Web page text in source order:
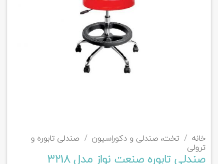
خانه / تخت، صندلی و دکوراسیون / صندلی تابوره و
ترولی
صندلی تابوره صنعت نواز مدل 3218